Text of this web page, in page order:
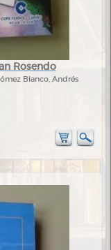
Rosendo
Blanco, Andrés